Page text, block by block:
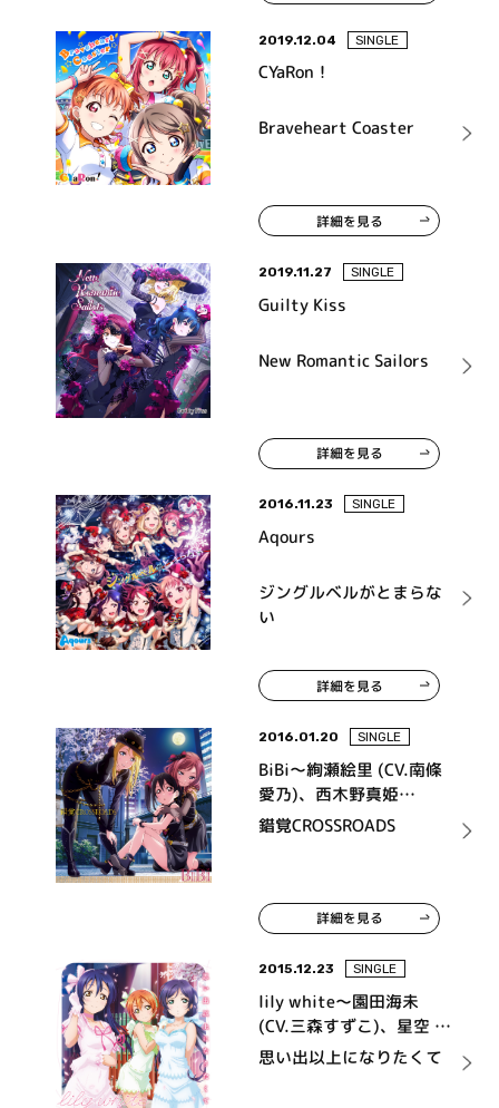
2019.12.04 SINGLE
CYaRon！
Braveheart Coaster
詳細を見る
2019.11.27 SINGLE
Guilty Kiss
New Romantic Sailors
詳細を見る
2016.11.23 SINGLE
Aqours
ジングルベルがとまらな
い
詳細を見る
2016.01.20 SINGLE
BiBi～絢瀬絵里 (CV.南條
愛乃)、西木野真姫
(CV.Pile)、矢澤にこ (CV.
錯覚CROSSROADS
詳細を見る
2015.12.23 SINGLE
lily white～園田海未
(CV.三森すずこ)、星空 凛
(CV.飯田里穂)、東條 希
思い出以上になりたくて